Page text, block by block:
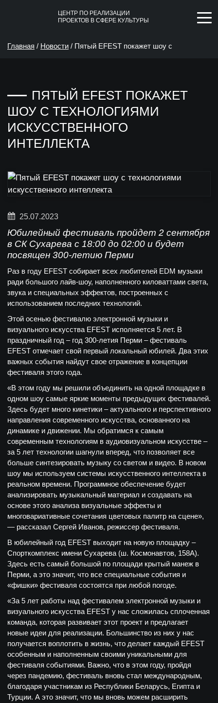
ЦЕНТР ПО РЕАЛИЗАЦИИ
ПРОЕКТОВ В СФЕРЕ КУЛЬТУРЫ
Главная / Новости / Пятый EFEST покажет шоу с
ПЯТЫЙ EFEST ПОКАЖЕТ
ШОУ С ТЕХНОЛОГИЯМИ
ИСКУССТВЕННОГО
ИНТЕЛЛЕКТА
25.07.2023
Юбилейный фестиваль пройдет 2 сентября
в СК Сухарева с 18:00 до 02:00 и будет
посвящен 300-летию Перми
Раз в году EFEST собирает всех любителей EDM музыки
ради большого лайв-шоу, наполненного киловаттами света,
звука и специальных эффектов, построенных с
использованием последних технологий.
Этой осенью фестивалю электронной музыки и
визуального искусства EFEST исполняется 5 лет. В
праздничный год – год 300-летия Перми – фестиваль
EFEST отмечает свой первый локальный юбилей. Два этих
важных события найдут свое отражение в концепции
фестиваля этого года.
«В этом году мы решили объединить на одной площадке в
одном шоу самые яркие моменты предыдущих фестивалей.
Здесь будет много кинетики – актуального и перспективного
направления современного искусства, основанного на
динамике и движении. Мы обратимся к самым
современным технологиям в аудиовизуальном искусстве –
за 5 лет технологии шагнули вперед, что позволяет все
больше синтезировать музыку со светом и видео. В новом
шоу мы используем системы искусственного интеллекта в
реальном времени. Программное обеспечение будет
анализировать музыкальный материал и создавать на
основе этого анализа визуальные эффекты и
многовариативные сочетания цветовых палитр на сцене»,
— рассказал Сергей Иванов, режиссер фестиваля.
В юбилейный год EFEST выходит на новую площадку –
Спорткомплекс имени Сухарева (ш. Космонавтов, 158А).
Здесь есть самый большой по площади крытый манеж в
Перми, а это значит, что все специальные события и
«фишки» фестиваля состоятся при любой погоде.
«За 5 лет работы над фестивалем электронной музыки и
визуального искусства EFEST у нас сложилась сплоченная
команда, которая развивает этот проект и предлагает
новые идеи для реализации. Большинство из них у нас
получается воплотить в жизнь, что делает каждый EFEST
особенным и наполненным своими уникальными для
фестиваля событиями. Важно, что в этом году, пройдя
через пандемию, фестиваль вновь стал международным,
благодаря участникам из Республики Беларусь, Египта и
Турции. А это значит, что мы вновь можем расширить